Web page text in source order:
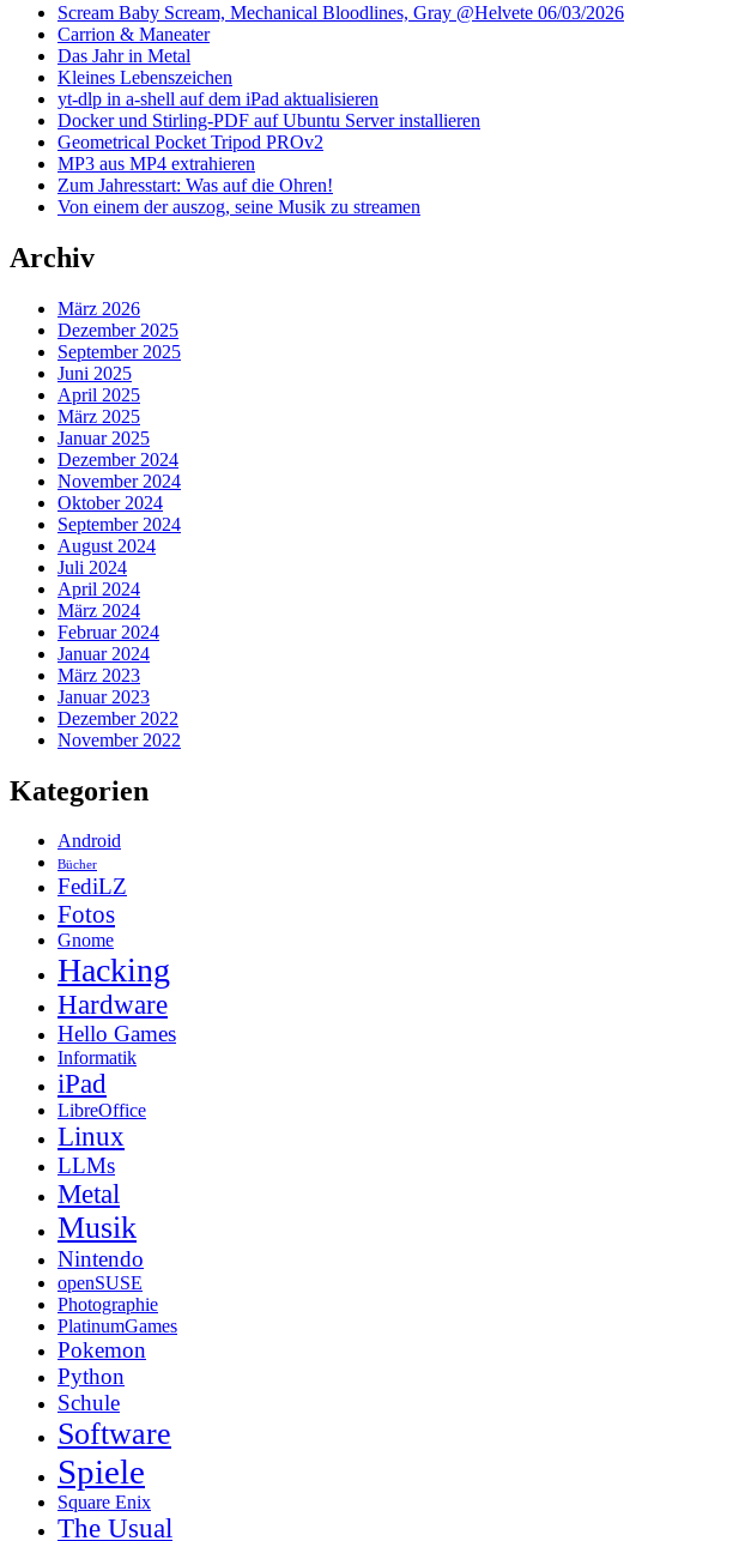
Scream Baby Scream, Mechanical Bloodlines, Gray @Helvete 06/03/2026
Carrion & Maneater
Das Jahr in Metal
Kleines Lebenszeichen
yt-dlp in a-shell auf dem iPad aktualisieren
Docker und Stirling-PDF auf Ubuntu Server installieren
Geometrical Pocket Tripod PROv2
MP3 aus MP4 extrahieren
Zum Jahresstart: Was auf die Ohren!
Von einem der auszog, seine Musik zu streamen
Archiv
März 2026
Dezember 2025
September 2025
Juni 2025
April 2025
März 2025
Januar 2025
Dezember 2024
November 2024
Oktober 2024
September 2024
August 2024
Juli 2024
April 2024
März 2024
Februar 2024
Januar 2024
März 2023
Januar 2023
Dezember 2022
November 2022
Kategorien
Android
Bücher
FediLZ
Fotos
Gnome
Hacking
Hardware
Hello Games
Informatik
iPad
LibreOffice
Linux
LLMs
Metal
Musik
Nintendo
openSUSE
Photographie
PlatinumGames
Pokemon
Python
Schule
Software
Spiele
Square Enix
The Usual